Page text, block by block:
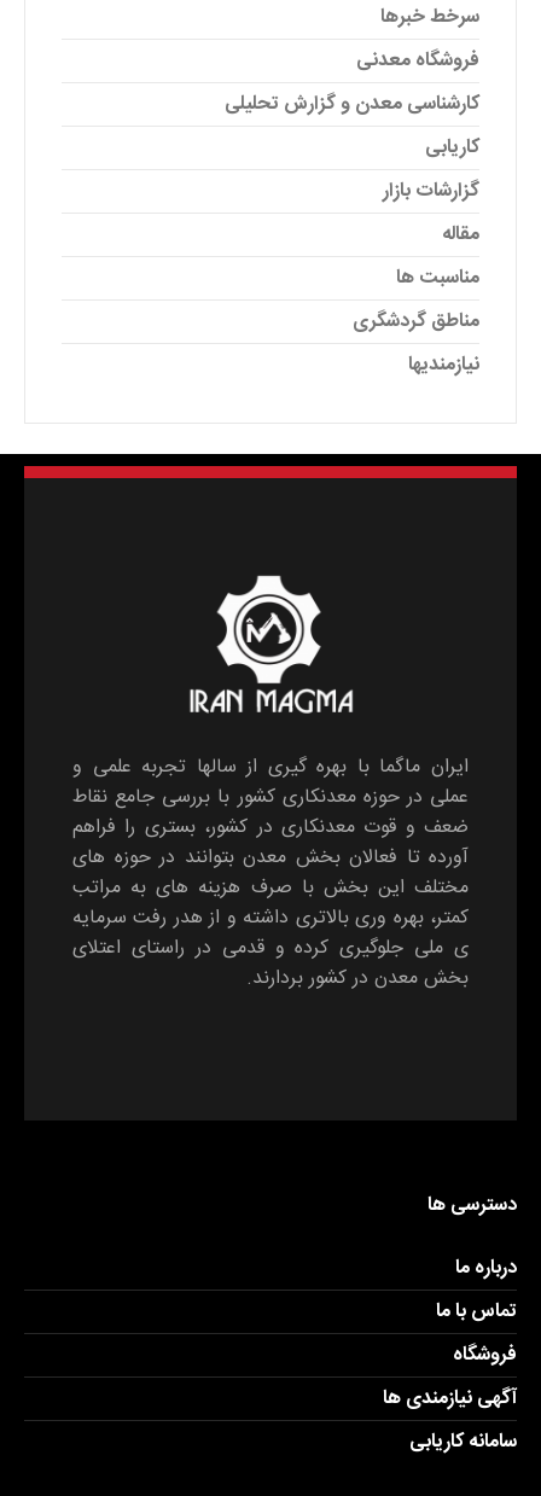
سرخط خبرها
فروشگاه معدنی
کارشناسی معدن و گزارش تحلیلی
کاریابی
گزارشات بازار
مقاله
مناسبت ها
مناطق گردشگری
نیازمندیها
ایران ماگما با بهره گیری از سالها تجربه علمی و
عملی در حوزه معدنکاری کشور با بررسی جامع نقاط
ضعف و قوت معدنکاری در کشور، بستری را فراهم
آورده تا فعالان بخش معدن بتوانند در حوزه های
مختلف این بخش با صرف هزینه های به مراتب
کمتر، بهره وری بالاتری داشته و از هدر رفت سرمایه
ی ملی جلوگیری کرده و قدمی در راستای اعتلای
بخش معدن در کشور بردارند.
دسترسی ها
درباره ما
تماس با ما
فروشگاه
آگهی نیازمندی ها
سامانه کاریابی